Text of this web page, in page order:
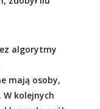
algorytmy
mają osoby,
W kolejnych